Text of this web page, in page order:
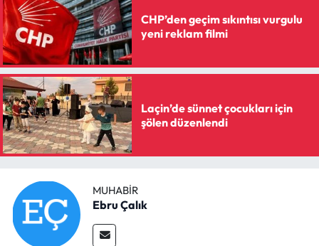
CHP’den geçim sıkıntısı vurgulu
yeni reklam filmi
Laçin’de sünnet çocukları için
şölen düzenlendi
MUHABIR
Ebru Çalık